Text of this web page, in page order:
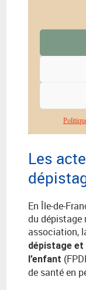
Les
En Île-de-
du dépistage
association,
dépistage et
l’enfant
de santé en